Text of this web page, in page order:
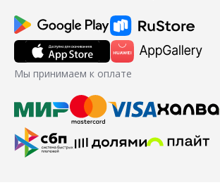
Мы принимаем к оплате